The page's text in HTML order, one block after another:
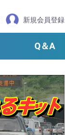
新規会員登録
Q＆A